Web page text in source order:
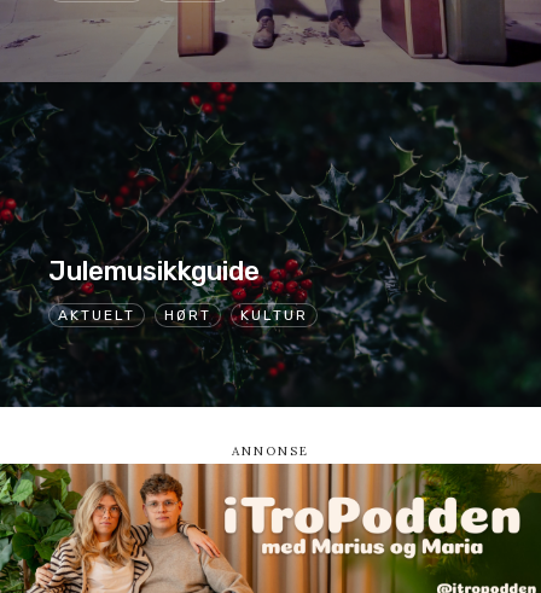
AKTUELT HØRT KULTUR
Julemusikkguide